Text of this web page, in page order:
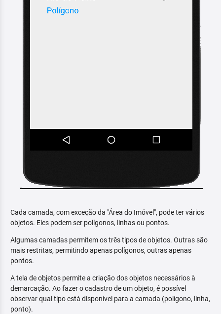
Cada camada, com exceção da "Área do Imóvel", pode ter vários
objetos. Eles podem ser polígonos, linhas ou pontos.
Algumas camadas permitem os três tipos de objetos. Outras são
mais restritas, permitindo apenas polígonos, outras apenas
pontos.
A tela de objetos permite a criação dos objetos necessários à
demarcação. Ao fazer o cadastro de um objeto, é possível
observar qual tipo está disponível para a camada (polígono, linha,
ponto).